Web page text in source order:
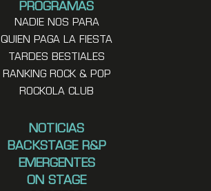
PROGRAMAS
NADIE NOS PARA
QUIEN PAGA LA FIESTA
TARDES BESTIALES
RANKING ROCK & POP
ROCKOLA CLUB
NOTICIAS
BACKSTAGE R&P
EMERGENTES
ON STAGE